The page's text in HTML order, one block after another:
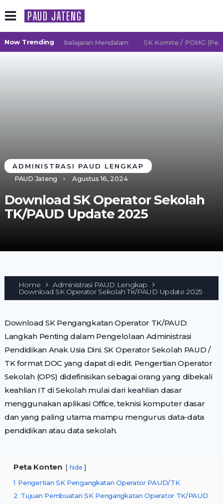
PAUD JATENG
Now Trending
2027 TK Pembelajaran Mendalam SK Komite / POMG
ADMINISTRASI PAUD LENGKAP
PAUD Jateng
Agustus 16, 2024
Download SK Operator Sekolah
TK/PAUD Update 2025
Home Administrasi PAUD Lengkap
Download SK Operator Sekolah TK/PAUD Update 2025
Download SK Pengangkatan Operator TK/PAUD:
Langkah Penting dalam Pengelolaan Administrasi
Pendidikan Anak Usia Dini. SK Operator Sekolah PAUD /
TK format DOC yang dapat di edit. Pengertian Operator
Sekolah (OPS) didefinisikan sebagai orang yang dibekali
keahlian IT di Sekolah mulai dari keahlian dasar
menggunakan aplikasi Office, teknisi komputer dasar
dan yang paling utama mampu mengurus data-data
pendidikan atau data sekolah.
Peta Konten hide
1 Pengertian SK Pengangkatan Operator PAUD/TK
2 Tujuan Pembuatan SK Pengangkatan Operator TK/PAUD